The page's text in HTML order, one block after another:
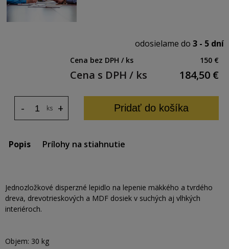
odosielame do 3 - 5 dní
Cena bez DPH / ks 150 €
Cena s DPH / ks 184,50 €
ks +
- Pridať do košíka
Popis Prílohy na stiahnutie
Jednozložkové disperzné lepidlo na lepenie mäkkého a tvrdého
dreva, drevotrieskových a MDF dosiek v suchých aj vlhkých
interiéroch.
Objem: 30 kg